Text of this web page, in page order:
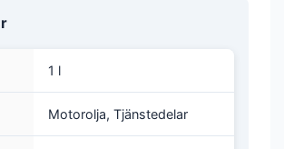
1 l
Motorolja, Tjänstedelar